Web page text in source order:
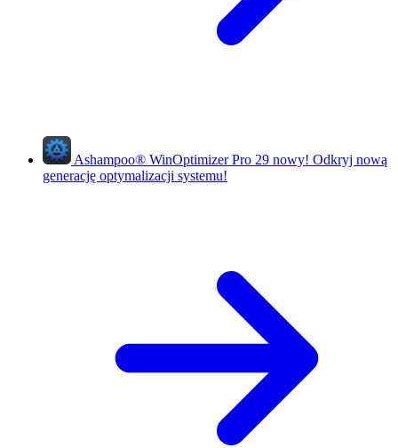
Ashampoo® WinOptimizer Pro 29 nowy! Odkryj nową
generację optymalizacji systemu!